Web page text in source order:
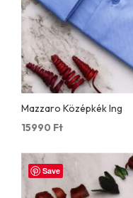
Mazzaro Középkék Ing
15990 Ft
Save